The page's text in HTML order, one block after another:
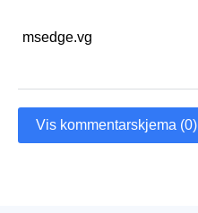
msedge.vg
Vis kommentarskjema (0)